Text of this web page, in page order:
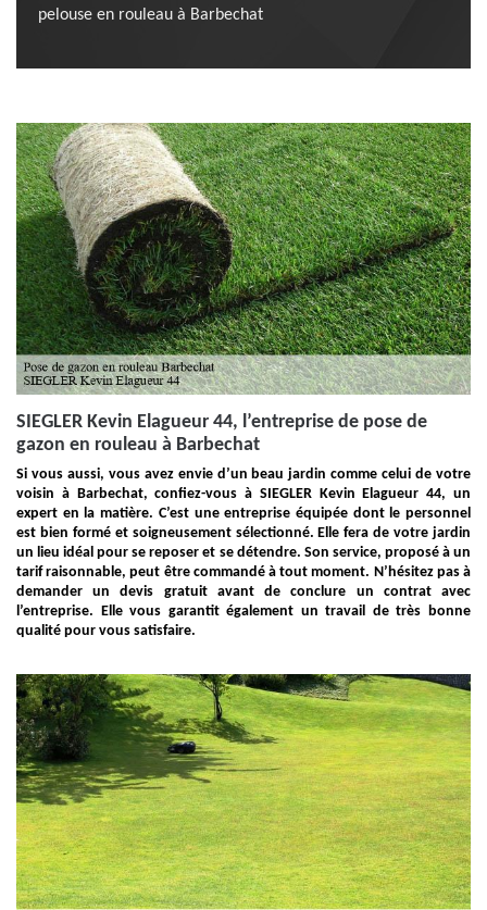
pelouse en rouleau à Barbechat
SIEGLER Kevin Elagueur 44, l’entreprise de pose de
gazon en rouleau à Barbechat
Si vous aussi, vous avez envie d’un beau jardin comme celui de votre
voisin à Barbechat, confiez-vous à SIEGLER Kevin Elagueur 44, un
expert en la matière. C’est une entreprise équipée dont le personnel
est bien formé et soigneusement sélectionné. Elle fera de votre jardin
un lieu idéal pour se reposer et se détendre. Son service, proposé à un
tarif raisonnable, peut être commandé à tout moment. N’hésitez pas à
demander un devis gratuit avant de conclure un contrat avec
l’entreprise. Elle vous garantit également un travail de très bonne
qualité pour vous satisfaire.